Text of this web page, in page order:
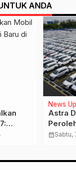
ANDA
News
Astra
calendar_monthSabtu,